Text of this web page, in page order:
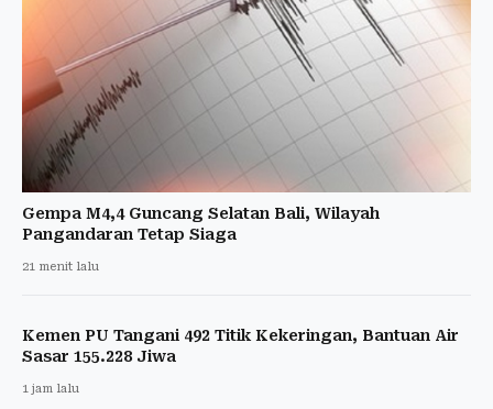
Gempa M4,4 Guncang Selatan Bali, Wilayah
Pangandaran Tetap Siaga
21 menit lalu
Kemen PU Tangani 492 Titik Kekeringan, Bantuan Air
Sasar 155.228 Jiwa
1 jam lalu